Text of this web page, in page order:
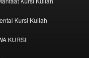
Kursi Kuliah
KURSI